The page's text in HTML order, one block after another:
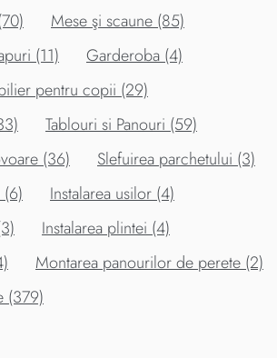
Mese şi scaune (85)
(11)
Garderoba (4)
pentru copii (29)
Tablouri si Panouri (59)
(36)
Slefuirea parchetului (3)
(6)
Instalarea usilor (4)
Instalarea plintei (4)
Montarea panourilor de perete (2)
(379)